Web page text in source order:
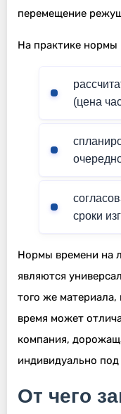
перемещение
На практике
(цена
сроки
Нормы времени на
являются
того же
время может
компания,
индивидуально
От чего